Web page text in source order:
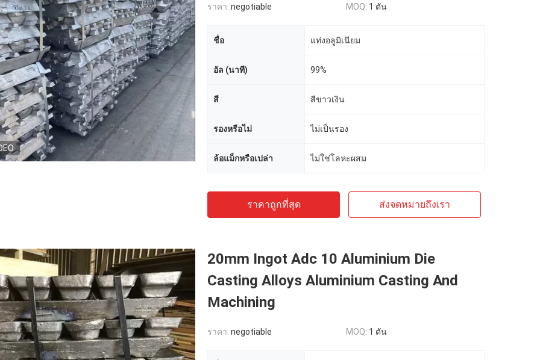
ราคา: negotiable MOQ: 1 ตัน
ชื่อ แท่งอลูมิเนียม
อัล (นาที) 99%
สี สีขาวเงิน
รองหรือไม่ ไม่เป็นรอง
ล้อแม็กหรือเปล่า ไม่ใช่โลหะผสม
ราคาถูกที่สุด ส่งจดหมายถึงเรา
20mm Ingot Adc 10 Aluminium Die
Casting Alloys Aluminium Casting And
Machining
ราคา: negotiable MOQ: 1 ตัน